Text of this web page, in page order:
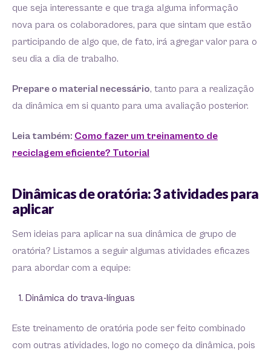
que seja interessante e que traga alguma informação
nova para os colaboradores, para que sintam que estão
participando de algo que, de fato, irá agregar valor para o
seu dia a dia de trabalho.
Prepare o material necessário, tanto para a realização
da dinâmica em si quanto para uma avaliação posterior.
Leia também: Como fazer um treinamento de
reciclagem eficiente? Tutorial
Dinâmicas de oratória: 3 atividades para
aplicar
Sem ideias para aplicar na sua dinâmica de grupo de
oratória? Listamos a seguir algumas atividades eficazes
para abordar com a equipe:
Dinâmica do trava-línguas
Este treinamento de oratória pode ser feito combinado
com outras atividades, logo no começo da dinâmica, pois